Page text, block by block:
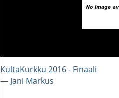
KultaKurkku 2016 - Finaali
― Jani Markus